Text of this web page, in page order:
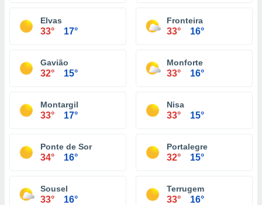
Elvas
33° 17°
Fronteira
33° 16°
Gavião
32° 15°
Monforte
33° 16°
Montargil
33° 17°
Nisa
33° 15°
Ponte de Sor
34° 16°
Portalegre
32° 15°
Sousel
33° 16°
Terrugem
33° 16°